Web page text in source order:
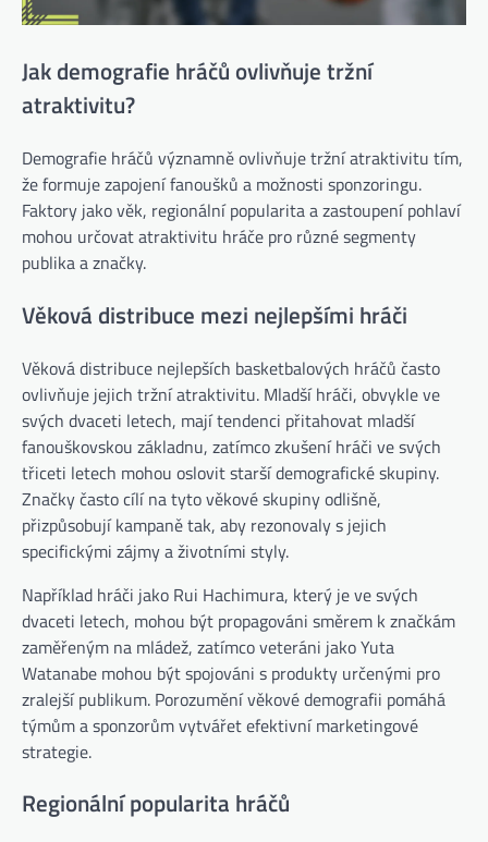
Jak demografie hráčů ovlivňuje tržní
atraktivitu?
Demografie hráčů významně ovlivňuje tržní atraktivitu tím,
že formuje zapojení fanoušků a možnosti sponzoringu.
Faktory jako věk, regionální popularita a zastoupení pohlaví
mohou určovat atraktivitu hráče pro různé segmenty
publika a značky.
Věková distribuce mezi nejlepšími hráči
Věková distribuce nejlepších basketbalových hráčů často
ovlivňuje jejich tržní atraktivitu. Mladší hráči, obvykle ve
svých dvaceti letech, mají tendenci přitahovat mladší
fanouškovskou základnu, zatímco zkušení hráči ve svých
třiceti letech mohou oslovit starší demografické skupiny.
Značky často cílí na tyto věkové skupiny odlišně,
přizpůsobují kampaně tak, aby rezonovaly s jejich
specifickými zájmy a životními styly.
Například hráči jako Rui Hachimura, který je ve svých
dvaceti letech, mohou být propagováni směrem k značkám
zaměřeným na mládež, zatímco veteráni jako Yuta
Watanabe mohou být spojováni s produkty určenými pro
zralejší publikum. Porozumění věkové demografii pomáhá
týmům a sponzorům vytvářet efektivní marketingové
strategie.
Regionální popularita hráčů